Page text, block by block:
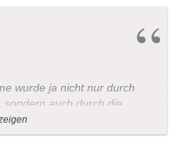
wurde ja nicht nur durch
sondern auch durch die
die sein Material schlicht
eine weitere Parallele zu